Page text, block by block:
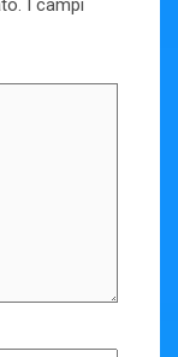
I campi